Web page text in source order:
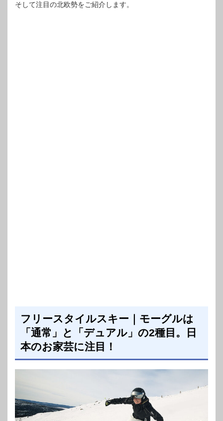
そして注目の北欧勢をご紹介します。
フリースタイルスキー｜モーグルは
「通常」と「デュアル」の2種目。日
本のお家芸に注目！